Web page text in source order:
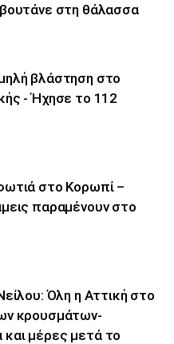
στη θάλασσα
βλάστηση στο
- Ήχησε το 112
στο Κορωπί –
παραμένουν στο
Όλη η Αττική στο
κρουσμάτων-
μέρες μετά το